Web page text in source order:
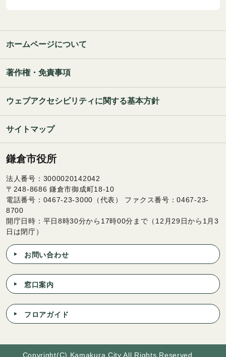
ホームページについて
著作権・免責事項
ウェブアクセシビリティに関する基本方針
サイトマップ
鎌倉市役所
法人番号：3000020142042
〒248-8686 鎌倉市御成町18-10
電話番号：0467-23-3000（代表） ファクス番号：0467-23-
8700
開庁日時：平日8時30分から17時00分まで（12月29日から1月3
日は閉庁）
お問い合わせ
窓口案内
フロアガイド
Copyright(C) Kamakura City All Rights Reserved.